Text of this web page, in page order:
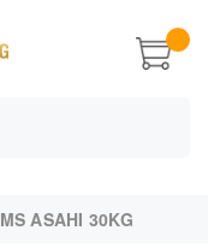
MS ASAHI 30KG